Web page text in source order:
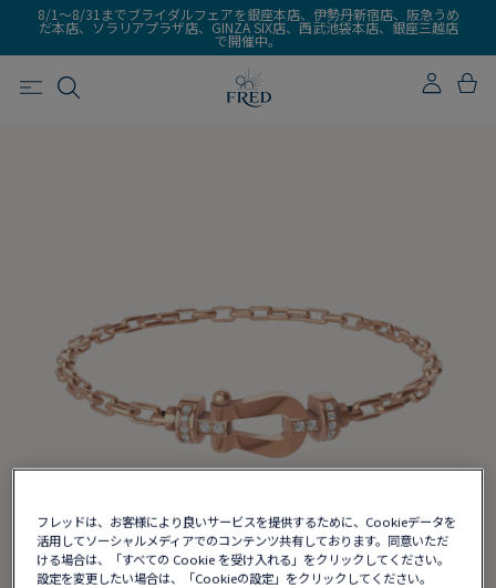
8/1～8/31までブライダルフェアを銀座本店、伊勢丹新宿店、阪急うめ
だ本店、ソラリアプラザ店、GINZA SIX店、西武池袋本店、銀座三越店
で開催中。
フレッドは、お客様により良いサービスを提供するために、Cookieデータを
活用してソーシャルメディアでのコンテンツ共有しております。同意いただ
ける場合は、「すべての Cookie を受け入れる」をクリックしてください。
設定を変更したい場合は、「Cookieの設定」をクリックしてください。